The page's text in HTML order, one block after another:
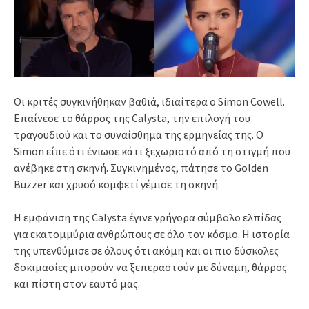
Οι κριτές συγκινήθηκαν βαθιά, ιδιαίτερα ο Simon Cowell.
Επαίνεσε το θάρρος της Calysta, την επιλογή του
τραγουδιού και το συναίσθημα της ερμηνείας της. Ο
Simon είπε ότι ένιωσε κάτι ξεχωριστό από τη στιγμή που
ανέβηκε στη σκηνή. Συγκινημένος, πάτησε το Golden
Buzzer και χρυσό κομφετί γέμισε τη σκηνή.
Η εμφάνιση της Calysta έγινε γρήγορα σύμβολο ελπίδας
για εκατομμύρια ανθρώπους σε όλο τον κόσμο. Η ιστορία
της υπενθύμισε σε όλους ότι ακόμη και οι πιο δύσκολες
δοκιμασίες μπορούν να ξεπεραστούν με δύναμη, θάρρος
και πίστη στον εαυτό μας.